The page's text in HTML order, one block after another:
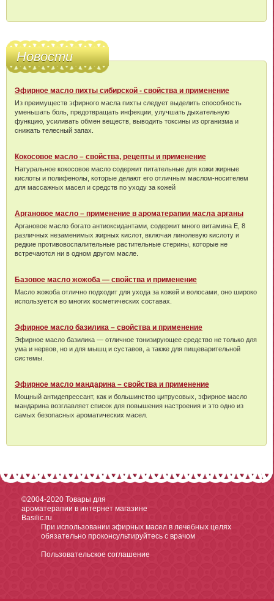
Новости
Эфирное масло пихты сибирской - свойства и применение
Из преимуществ эфирного масла пихты следует выделить способность
уменьшать боль, предотвращать инфекции, улучшать дыхательную
функцию, усиливать обмен веществ, выводить токсины из организма и
снижать телесный запах.
Кокосовое масло – свойства, рецепты и применение
Натуральное кокосовое масло содержит питательные для кожи жирные
кислоты и полифенолы, которые делают его отличным маслом-носителем
для массажных масел и средств по уходу за кожей
Аргановое масло – применение в ароматерапии масла арганы
Аргановое масло богато антиоксидантами, содержит много витамина Е, 8
различных незаменимых жирных кислот, включая линолевую кислоту и
редкие противовоспалительные растительные стерины, которые не
встречаются ни в одном другом масле.
Базовое масло жожоба — свойства и применение
Масло жожоба отлично подходит для ухода за кожей и волосами, оно широко
используется во многих косметических составах.
Эфирное масло базилика – свойства и применение
Эфирное масло базилика — отличное тонизирующее средство не только для
ума и нервов, но и для мышц и суставов, а также для пищеварительной
системы.
Эфирное масло мандарина – свойства и применение
Мощный антидепрессант, как и большинство цитрусовых, эфирное масло
мандарина возглавляет список для повышения настроения и это одно из
самых безопасных ароматических масел.
©2004-2020 Товары для
ароматерапии в интернет магазине
Basilic.ru
При использовании эфирных масел в лечебных целях
обязательно проконсультируйтесь с врачом
Пользовательское соглашение